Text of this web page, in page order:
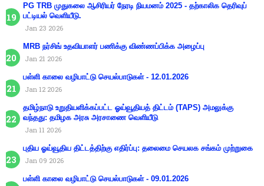
PG TRB முதுகலை ஆசிரியர் நேரடி நியமனம் 2025 - தற்காலிக தெரிவுப்
பட்டியல் வெளியீடு.
Jan 23 2026
MRB நர்சிங் உதவியாளர் பணிக்கு விண்ணப்பிக்க அழைப்பு
Jan 21 2026
பள்ளி காலை வழிபாட்டு செயல்பாடுகள் - 12.01.2026
Jan 12 2026
தமிழ்நாடு உறுதியளிக்கப்பட்ட ஓய்வூதியத் திட்டம் (TAPS) அமலுக்கு
வந்தது: தமிழக அரசு அரசாணை வெளியீடு
Jan 11 2026
புதிய ஓய்வூதிய திட்டத்திற்கு எதிர்ப்பு: தலைமை செயலக சங்கம் முற்றுகை
Jan 09 2026
பள்ளி காலை வழிபாட்டு செயல்பாடுகள் - 09.01.2026